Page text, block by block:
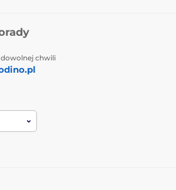
chwili